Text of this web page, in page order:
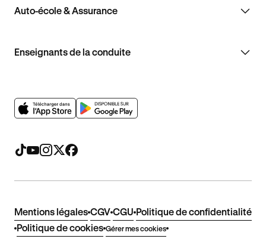
Auto-école & Assurance
Enseignants de la conduite
Mentions légales CGV CGU Politique de confidentialité
Politique de cookies Gérer mes cookies